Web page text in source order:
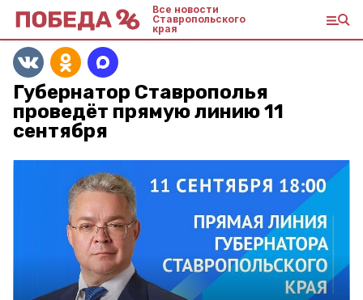
Все новости
Ставропольского
края
Губернатор Ставрополья
проведёт прямую линию 11
сентября